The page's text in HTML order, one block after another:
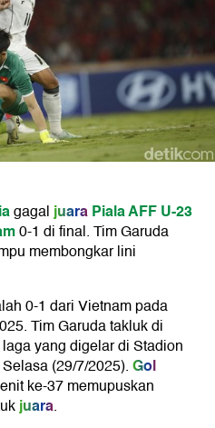
gagaljuaraPiala AFF U-23
0-1 di final. Tim Garuda
membongkar lini
0-1 dari Vietnam pada
Tim Garuda takluk di
yang digelar di Stadion
(29/7/2025).Gol
ke-37 memupuskan
juara.